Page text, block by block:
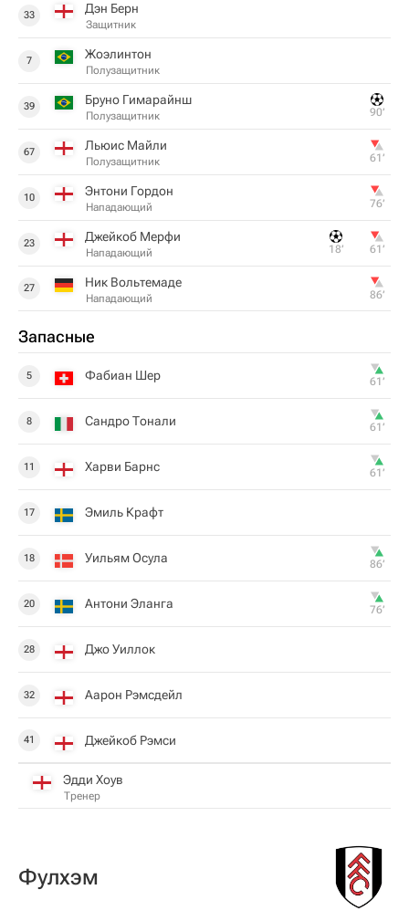
33 Дэн Берн
Защитник
7 Жоэлинтон
Полузащитник
39 Бруно Гимарайнш
Полузащитник 90‎’‎
67 Льюис Майли
Полузащитник 61‎’‎
10 Энтони Гордон
Нападающий 76‎’‎
23 Джейкоб Мерфи
Нападающий 18‎’‎ 61‎’‎
27 Ник Вольтемаде
Нападающий 86‎’‎
Запасные
5 Фабиан Шер 61‎’‎
8 Сандро Тонали 61‎’‎
11 Харви Барнс 61‎’‎
17 Эмиль Крафт
18 Уильям Осула 86‎’‎
20 Антони Эланга 76‎’‎
28 Джо Уиллок
32 Аарон Рэмсдейл
41 Джейкоб Рэмси
Эдди Хоув
Тренер
Фулхэм